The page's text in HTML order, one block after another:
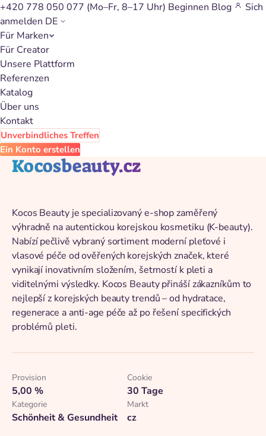
+420 778 050 077 (Mo–Fr, 8–17 Uhr) Beginnen Blog
Sich
anmelden DE
Für Marken
Für Creator
Unsere Plattform
Referenzen
Katalog
Über uns
Kontakt
Unverbindliches Treffen
Ein Konto erstellen
Zurück zum Katalog
Kocosbeauty.cz
Kocos Beauty je specializovaný e-shop zaměřený
výhradně na autentickou korejskou kosmetiku (K-beauty).
Nabízí pečlivě vybraný sortiment moderní pleťové i
vlasové péče od ověřených korejských značek, které
vynikají inovativním složením, šetrností k pleti a
viditelnými výsledky. Kocos Beauty přináší zákazníkům to
nejlepší z korejských beauty trendů – od hydratace,
regenerace a anti-age péče až po řešení specifických
problémů pleti.
Provision
5,00 %
Cookie
30 Tage
Kategorie
Schönheit & Gesundheit
Markt
cz